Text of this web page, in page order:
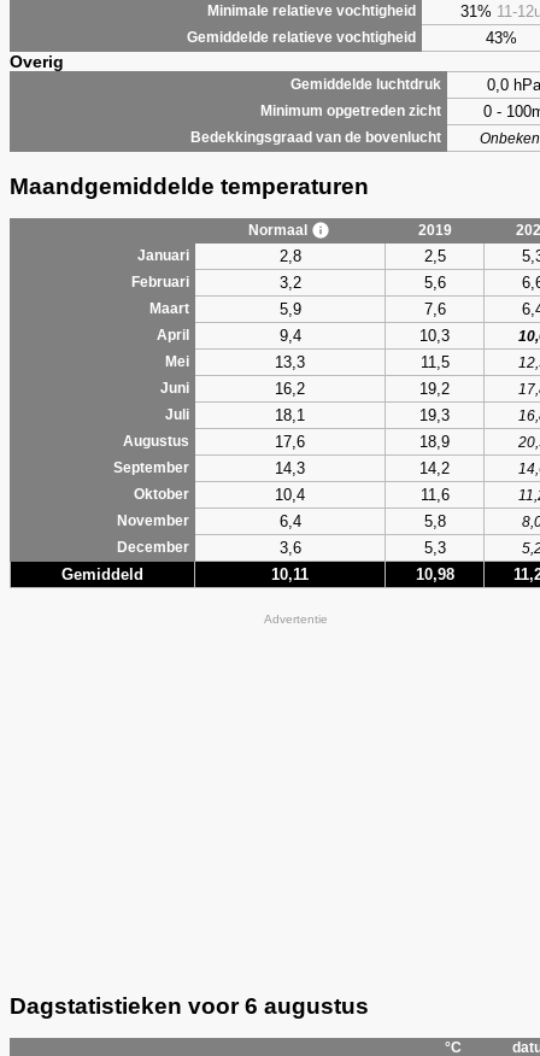
Minimale relatieve vochtigheid 31% 11-
Gemiddelde relatieve vochtigheid 43%
Overig
Gemiddelde luchtdruk 0,0 hPa
Minimum opgetreden zicht 0 -
Bedekkingsgraad van de bovenlucht
Maandgemiddelde temperaturen
Normaal 2019
Januari
2,8 2,5
Februari 3,2 5,6
Maart 5,9 7,6
April 9,4 10,3
Mei
13,3 11,5
Juni
16,2 19,2
Juli
18,1 19,3
Augustus
17,6 18,9
September
14,3 14,2
Oktober
10,4 11,6
November
6,4 5,8
December
3,6 5,3
Gemiddeld 10,11 10,98
Advertentie
Dagstatistieken voor 6 augustus
°C